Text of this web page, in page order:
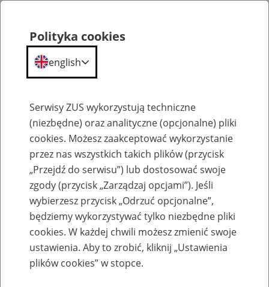
Kalendarium
Polityka cookies
english
Serwisy ZUS wykorzystują techniczne
(niezbędne) oraz analityczne (opcjonalne) pliki
cookies. Możesz zaakceptować wykorzystanie
przez nas wszystkich takich plików (przycisk
„Przejdź do serwisu”) lub dostosować swoje
zgody (przycisk „Zarządzaj opcjami”). Jeśli
wybierzesz przycisk „Odrzuć opcjonalne”,
będziemy wykorzystywać tylko niezbędne pliki
cookies. W każdej chwili możesz zmienić swoje
ustawienia. Aby to zrobić, kliknij „Ustawienia
plików cookies” w stopce.